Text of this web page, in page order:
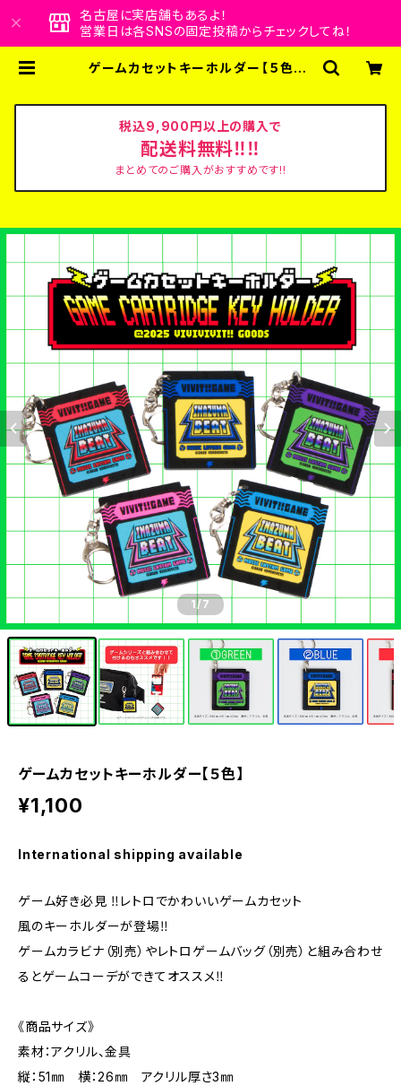
名古屋に実店舗もあるよ！
営業日は各SNSの固定投稿からチェックしてね！
ゲームカセットキーホルダー【５色】 |
税込9,900円以上の購入で
配送料無料‼‼
まとめてのご購入がおすすめです!!
1/7
ゲームカセットキーホルダー【５色】
¥1,100
International shipping available
ゲーム好き必見 ‼️レトロでかわいいゲームカセット
風のキーホルダーが登場‼️
ゲームカラビナ（別売）やレトロゲームバッグ（別売）と組み合わせ
るとゲームコーデができてオススメ‼️
《商品サイズ》
素材：アクリル、金具
縦：51㎜ 横：26㎜ アクリル厚さ3㎜